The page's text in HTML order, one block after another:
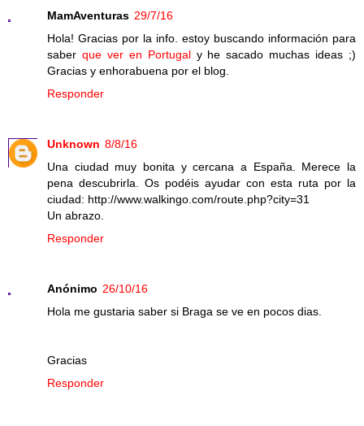
MamAventuras 29/7/16
Hola! Gracias por la info. estoy buscando información para
saber que ver en Portugaly he sacado muchas ideas ;)
Gracias y enhorabuena por el blog.
Responder
Unknown 8/8/16
Una ciudad muy bonita y cercana a España. Merece la
pena descubrirla. Os podéis ayudar con esta ruta por la
ciudad: http://www.walkingo.com/route.php?city=31
Un abrazo.
Responder
Anónimo 26/10/16
Hola me gustaria saber si Braga se ve en pocos dias.
Gracias
Responder